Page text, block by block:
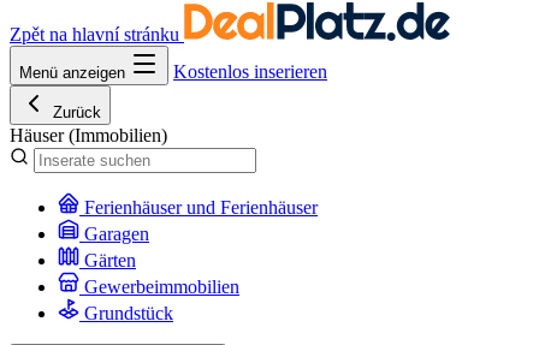
Zpět na hlavní stránku
Menü anzeigen Kostenlos inserieren
Zurück
Häuser (Immobilien)
Ferienhäuser und Ferienhäuser
Garagen
Gärten
Gewerbeimmobilien
Grundstück